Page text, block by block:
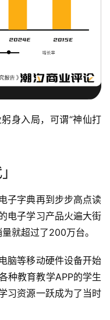
身入局，可谓“神仙打
子字典再到步步高点读
电子学习产品火遍大街
就超过了200万台。
脑等移动硬件设备开始
种教育教学APP的学生
习资源一跃成为了当时